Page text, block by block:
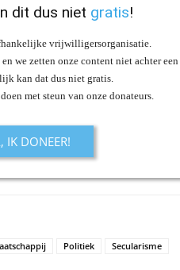
dit dus niet gratis!
vrijwilligersorganisatie.
we zetten onze content niet achter
kan dat dus niet gratis.
met steun van onze donateurs.
IK DONEER!
Politiek Secularisme